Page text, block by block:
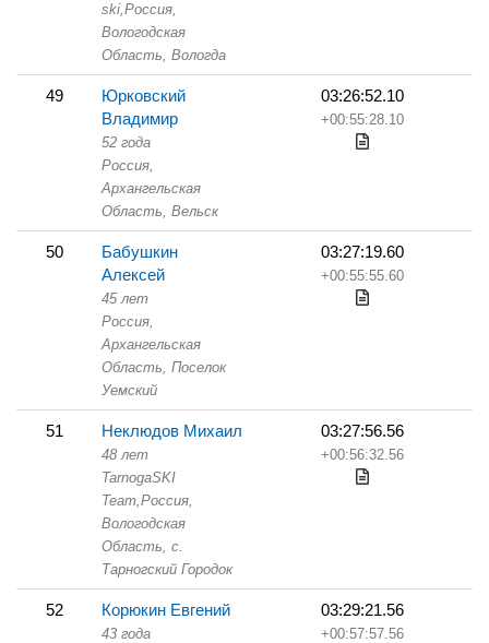
ski,Россия,
Вологодская
Область, Вологда
49
Юрковский
Владимир
52 года
Россия,
Архангельская
Область, Вельск
03:26:52.10
+00:55:28.10
50
Бабушкин
Алексей
45 лет
Россия,
Архангельская
Область, Поселок
Уемский
03:27:19.60
+00:55:55.60
51 Неклюдов Михаил
48 лет
TarnogaSKI
Team,Россия,
Вологодская
Область, с.
Тарногский Городок
03:27:56.56
+00:56:32.56
52 Корюкин Евгений
43 года
03:29:21.56
+00:57:57.56